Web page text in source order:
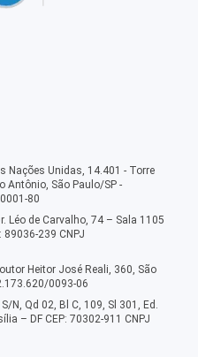
Nações Unidas, 14.401 - Torre
Antônio, São Paulo/SP -
80
Léo de Carvalho, 74 – Sala 1105
89036-239 CNPJ
Heitor José Reali, 360, São
0093-06
N, Qd 02, Bl C, 109, Sl 301, Ed.
– DF CEP: 70302-911 CNPJ